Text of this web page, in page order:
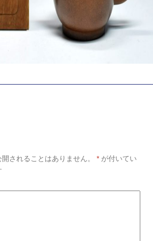
されることはありません。 * が付いてい